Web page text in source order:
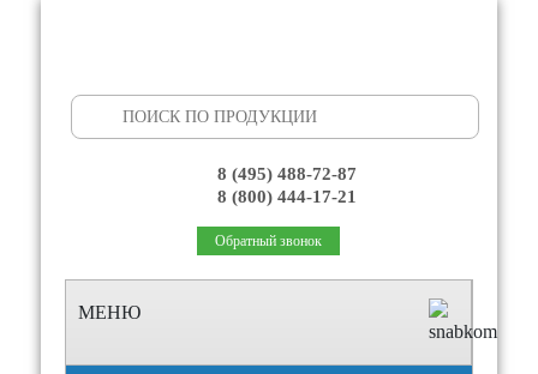
Search
for:
8 (495) 488-72-87
8 (800) 444-17-21
Обратный звонок
МЕНЮ